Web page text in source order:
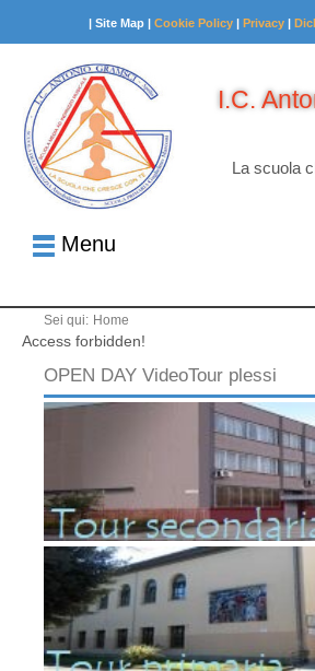
| Site Map | Cookie Policy | Privacy |
I.C.
La scuola
Menu
Sei qui: Home
OPEN DAY VideoTour plessi
Access forbidden!